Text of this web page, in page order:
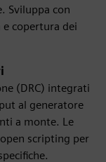
Sviluppa con
copertura dei
(DRC) integrati
al generatore
a monte. Le
scripting per